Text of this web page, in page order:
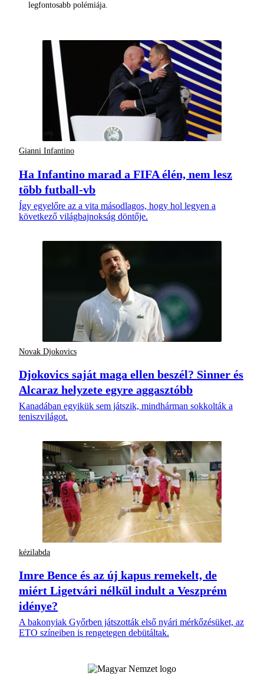
legfontosabb polémiája.
Gianni Infantino
Ha Infantino marad a FIFA élén, nem lesz
több futball-vb
Így egyelőre az a vita másodlagos, hogy hol legyen a
következő világbajnokság döntője.
Novak Djokovics
Djokovics saját maga ellen beszél? Sinner és
Alcaraz helyzete egyre aggasztóbb
Kanadában egyikük sem játszik, mindhárman sokkolták a
teniszvilágot.
kézilabda
Imre Bence és az új kapus remekelt, de
miért Ligetvári nélkül indult a Veszprém
idénye?
A bakonyiak Győrben játszották első nyári mérkőzésüket, az
ETO színeiben is rengetegen debütáltak.